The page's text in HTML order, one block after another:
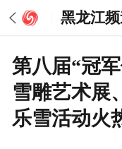
黑龙江
第八届“冠
雪雕艺术展
乐雪活动火